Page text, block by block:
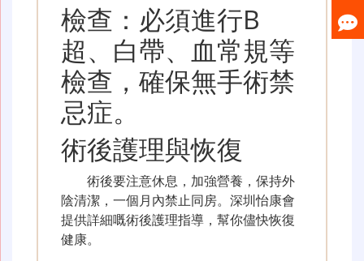
檢查：必須進行B
超、白帶、血常規等
檢查，確保無手術禁
忌症。
術後護理與恢復
術後要注意休息，加強營養，保持外
陰清潔，一個月內禁止同房。深圳怡康會
提供詳細嘅術後護理指導，幫你儘快恢復
健康。